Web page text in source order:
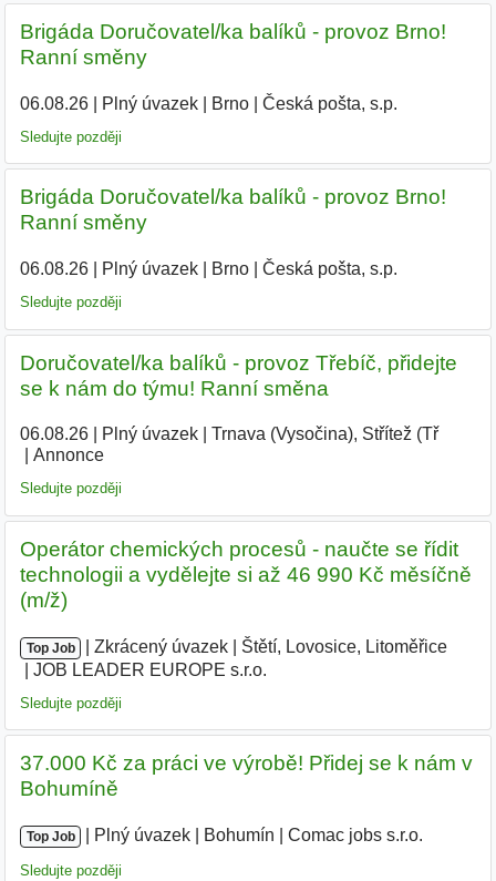
Brigáda Doručovatel/ka balíků - provoz Brno!
Ranní směny
06.08.26| Plný úvazek| Brno| Česká pošta, s.p.
Sledujte později
Brigáda Doručovatel/ka balíků - provoz Brno!
Ranní směny
06.08.26| Plný úvazek| Brno| Česká pošta, s.p.
Sledujte později
Doručovatel/ka balíků - provoz Třebíč, přidejte
se k nám do týmu! Ranní směna
06.08.26| Plný úvazek| Trnava (Vysočina), Střítež (Tř|
Annonce
Sledujte později
Operátor chemických procesů - naučte se řídit
technologii a vydělejte si až 46 990 Kč měsíčně
(m/ž)
Top Job Zkrácený úvazek Štětí, Lovosice, Litoměřice
JOB LEADER EUROPE s.r.o.
Sledujte později
37.000 Kč za práci ve výrobě! Přidej se k nám v
Bohumíně
Top Job Plný úvazek Bohumín Comac jobs s.r.o.
Sledujte později